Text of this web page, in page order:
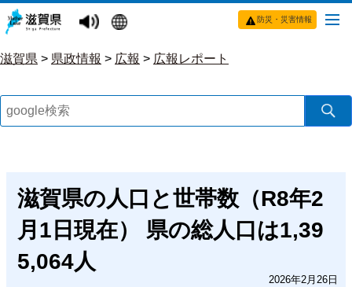
防災・災害情報
滋賀県 > 県政情報 > 広報 > 広報レポート
滋賀県の人口と世帯数（R8年2
月1日現在） 県の総人口は1,39
5,064人
2026年2月26日